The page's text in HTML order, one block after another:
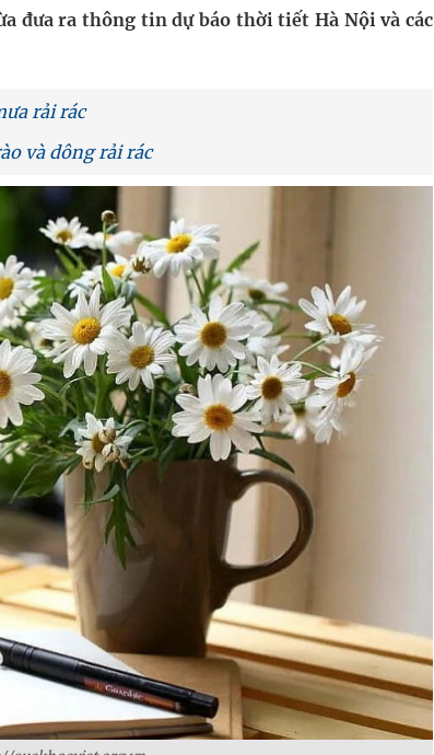
trường và cộng đồng
nếu không đăng ký khám theo yêu
đưa ra thông tin dự báo thời tiết Hà Nội và các
rải rác
và dông rải rác